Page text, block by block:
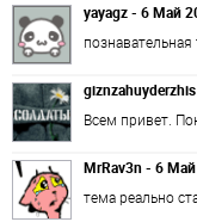
yayagz - 6 Май
познавательная
Всем привет.
MrRav3n - 6
тема реально